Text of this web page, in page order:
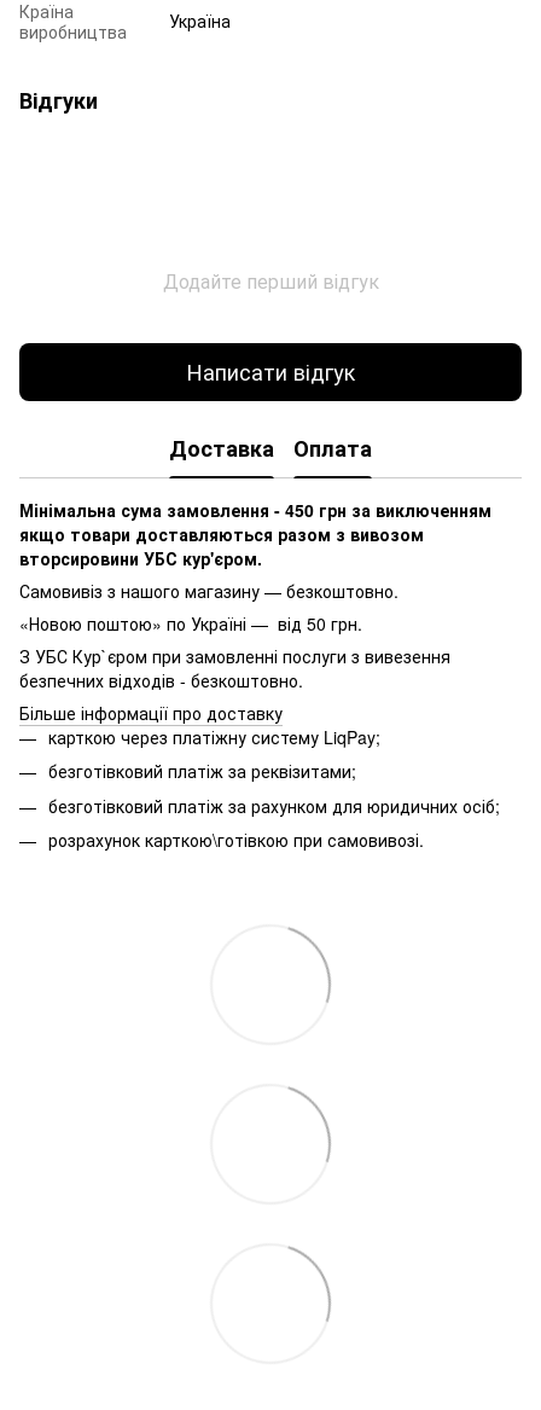
Країна
виробництва
Україна
Відгуки
Додайте перший відгук
Написати відгук
Доставка Оплата
Мінімальна сума замовлення - 450 грн за виключенням
якщо товари доставляються разом з вивозом
вторсировини УБС кур'єром.
Самовивіз з нашого магазину — безкоштовно.
«Новою поштою» по Україні — від 50 грн.
З УБС Кур`єром при замовленні послуги з вивезення
безпечних відходів - безкоштовно.
Більше інформації про доставку
карткою через платіжну систему LiqPay;
безготівковий платіж за реквізитами;
безготівковий платіж за рахунком для юридичних осіб;
розрахунок карткою\готівкою при самовивозі.